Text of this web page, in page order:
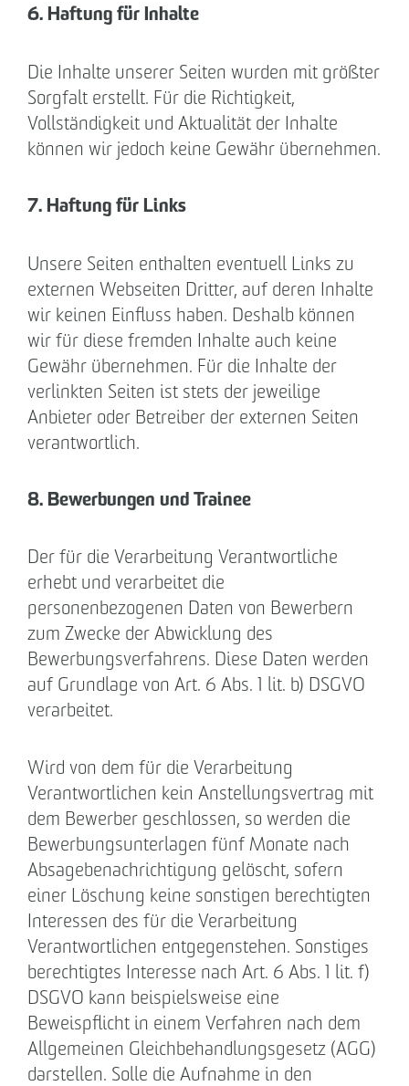
6. Haftung für Inhalte
Die Inhalte unserer Seiten wurden mit größter
Sorgfalt erstellt. Für die Richtigkeit,
Vollständigkeit und Aktualität der Inhalte
können wir jedoch keine Gewähr übernehmen.
7. Haftung für Links
Unsere Seiten enthalten eventuell Links zu
externen Webseiten Dritter, auf deren Inhalte
wir keinen Einfluss haben. Deshalb können
wir für diese fremden Inhalte auch keine
Gewähr übernehmen. Für die Inhalte der
verlinkten Seiten ist stets der jeweilige
Anbieter oder Betreiber der externen Seiten
verantwortlich.
8. Bewerbungen und Trainee
Der für die Verarbeitung Verantwortliche
erhebt und verarbeitet die
personenbezogenen Daten von Bewerbern
zum Zwecke der Abwicklung des
Bewerbungsverfahrens. Diese Daten werden
auf Grundlage von Art. 6 Abs. 1 lit. b) DSGVO
verarbeitet.
Wird von dem für die Verarbeitung
Verantwortlichen kein Anstellungsvertrag mit
dem Bewerber geschlossen, so werden die
Bewerbungsunterlagen fünf Monate nach
Absagebenachrichtigung gelöscht, sofern
einer Löschung keine sonstigen berechtigten
Interessen des für die Verarbeitung
Verantwortlichen entgegenstehen. Sonstiges
berechtigtes Interesse nach Art. 6 Abs. 1 lit. f)
DSGVO kann beispielsweise eine
Beweispflicht in einem Verfahren nach dem
Allgemeinen Gleichbehandlungsgesetz (AGG)
darstellen. Solle die Aufnahme in den